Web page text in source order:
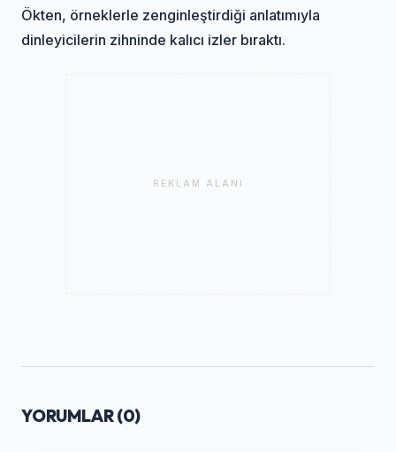
Ökten, örneklerle zenginleştirdiği anlatımıyla
dinleyicilerin zihninde kalıcı izler bıraktı.
REKLAM ALANI
YORUMLAR (0)